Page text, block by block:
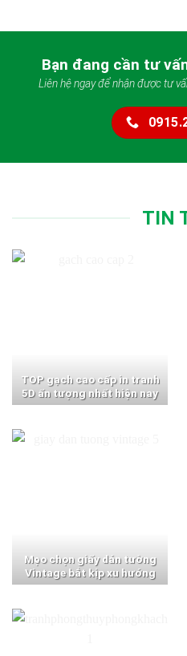
Bạn đang cần tư
Liên hệ ngay để nhận được tư
TIN
TOP gạch cao cấp in tranh
5D ấn tượng nhất hiện nay
Mẹo chọn giấy dán tường
Vintage bắt kịp xu hướng